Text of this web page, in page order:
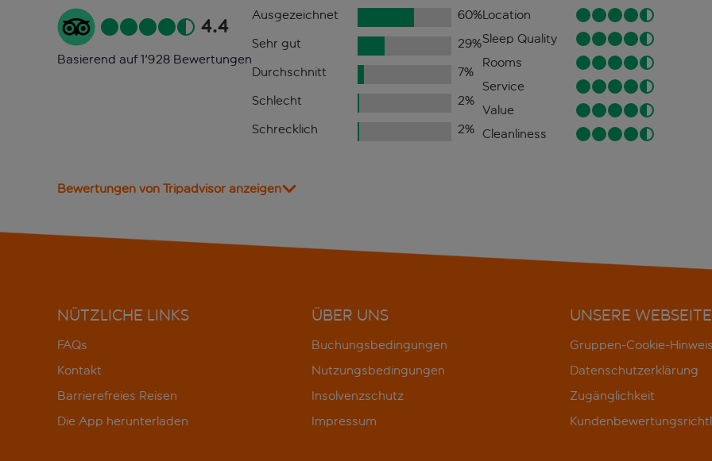
4.4
Basierend auf 1'928 Bewertungen
Ausgezeichnet 60%
Sehr gut
29%
Durchschnitt
7%
Schlecht
2%
Schrecklich
2%
Location
Sleep Quality
Rooms
Service
Value
Cleanliness
Bewertungen von Tripadvisor anzeigen
NÜTZLICHE LINKS
FAQs
Kontakt
Barrierefreies Reisen
Die App herunterladen
ÜBER UNS
Buchungsbedingungen
Nutzungsbedingungen
Insolvenzschutz
Impressum
UNSERE WEBSEITE
Gruppen-Cookie-
Datenschutzerklärung
Zugänglichkeit